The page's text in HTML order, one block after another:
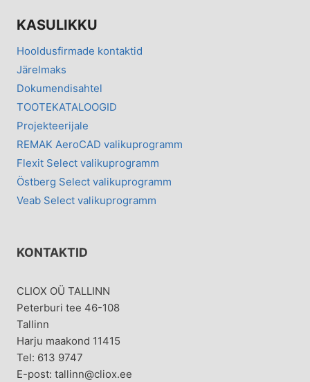
KASULIKKU
Hooldusfirmade kontaktid
Järelmaks
Dokumendisahtel
TOOTEKATALOOGID
Projekteerijale
REMAK AeroCAD valikuprogramm
Flexit Select valikuprogramm
Östberg Select valikuprogramm
Veab Select valikuprogramm
KONTAKTID
CLIOX OÜ TALLINN
Peterburi tee 46-108
Tallinn
Harju maakond 11415
Tel: 613 9747
E-post: tallinn@cliox.ee